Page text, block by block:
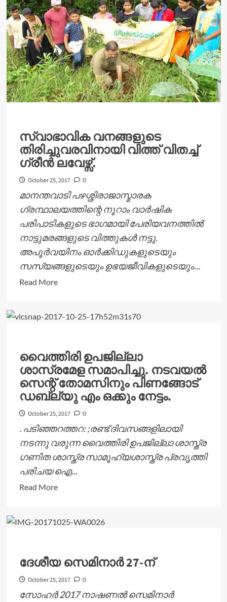
സ്വാഭാവിക വനങ്ങളുടെ
തിരിച്ചുവരവിനായി വിത്ത് വിതച്ച്
ഗ്രീൻ ലവേഴ്സ്.
October 25, 2017 0
മാനന്തവാടി പഴശ്ശിരാജാസ്മാരക
ഗ്രന്ഥാലയത്തിന്റെ നൂറാം വാർഷിക
പരിപാടികളുടെ ഭാഗമായി പേരിയവനത്തിൽ
നാട്ടുമരങ്ങളുടെ വിത്തുകൾ നട്ടു.
അപൂർവയിനം ഓർക്കിഡുകളുടെയും
സസ്യങ്ങളുടെയും ഉഭയജീവികളുടെയും...
Read MoreRead
സ്വാഭാവിക
വിത്ത്
വിതച്ച്
ഗ്രീൻ
ലവേഴ്സ്.
വൈത്തിരി ഉപജില്ലാ
ശാസ്രമേള സമാപിച്ചു. നടവയല്‍
സെന്റ് തോമസിനും പിണങ്ങോട്
ഡബ്ല്യു എം ഒക്കും നേട്ടം.
October 25, 2017 0
. പടിഞ്ഞറത്തറ: ;രണ്ട് ദിവസങ്ങളിലായി
നടന്നു വരുന്ന വൈത്തിരി ഉപജില്ലാ ശാസ്ത്ര
ഗണിത ശാസ്ത്ര സാമൂഹ്യശാസ്ത്ര പ്രവൃത്തി
പരിചയ ഐ...
Read MoreRead
വൈത്തിരി
സമാപിച്ചു.
നടവയല്‍
ദേശീയ സെമിനാർ 27-ന്
October 25, 2017 0
സോഹർ 2017 നാഷണൽ സെമിനാർ